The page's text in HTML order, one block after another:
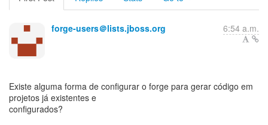
forge-users＠lists.jboss.org 6:54 a.m.
Existe alguma forma de configurar o forge para gerar código em
projetos já existentes e
configurados?